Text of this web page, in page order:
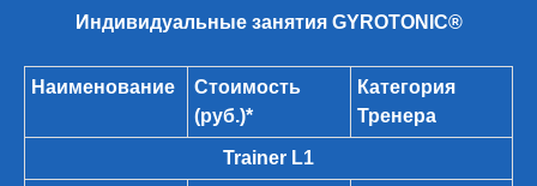
Индивидуальные занятия GYROTONIC®
Наименование
Стоимость
(руб.)*
Категория
Тренера
Trainer L1